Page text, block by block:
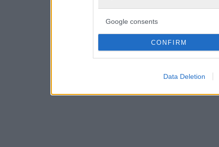
Google consents
CONFIRM
Data Deletion